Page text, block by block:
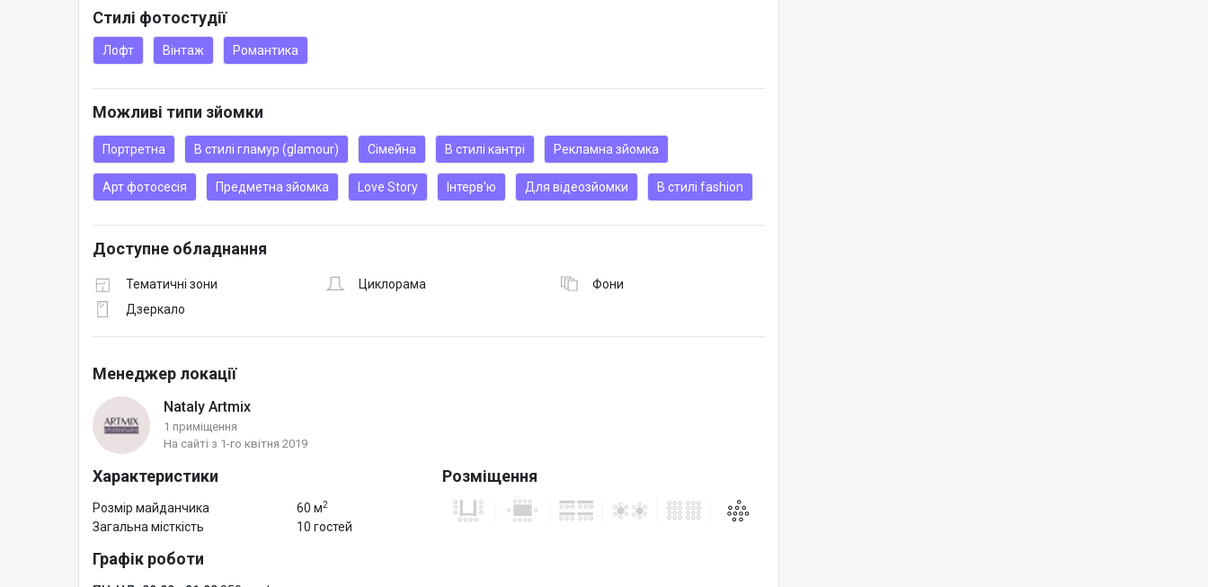
Стилі фотостудії
Лофт Вінтаж Романтика
Можливі типи зйомки
Портретна В стилі гламур (glamour) Сімейна В стилі кантрі Рекламна зйомка
Арт фотосесія Предметна зйомка Love Story Інтерв'ю Для відеозйомки В стилі fashion
Доступне обладнання
Тематичні зони Циклорама
Фони
Дзеркало
Менеджер локації
Nataly Artmix
1 приміщення
На сайті з 1-го квітня 2019
Характеристики
Розмір майданчика 60 м2
Загальна місткість 10 гостей
Розміщення
Графік роботи